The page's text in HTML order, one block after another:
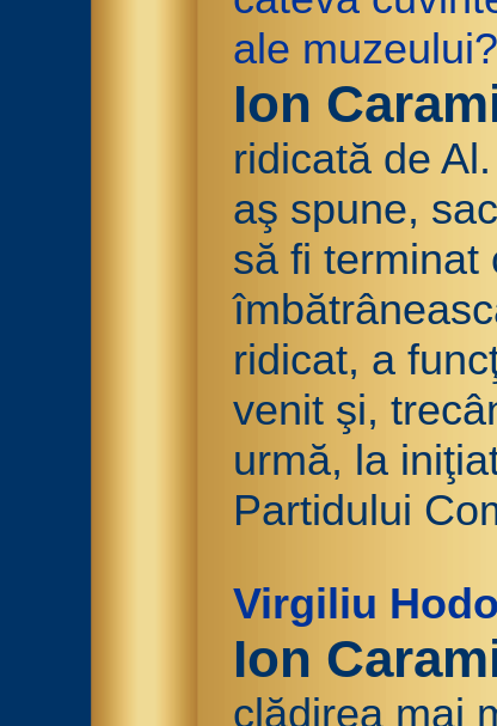
ale muzeului?
Ion
ridicată de
aş spune,
să fi terminat
ridicat, a
venit şi,
urmă, la
Partidului
Virgiliu
Ion
clădirea mai